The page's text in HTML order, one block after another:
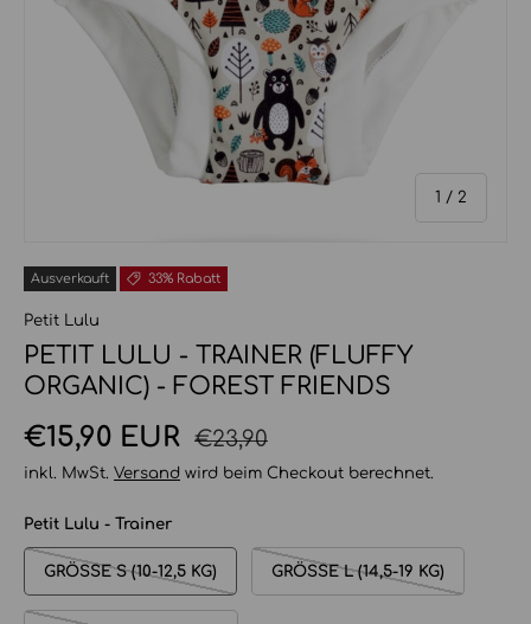
1 / von
2
Ausverkauft 33% Rabatt
Petit Lulu
PETIT LULU - TRAINER (FLUFFY
ORGANIC) - FOREST FRIENDS
Verkaufspreis
€15,90 EUR Normaler Preis
€23,90
inkl. MwSt. Versand wird beim Checkout berechnet.
Petit Lulu - Trainer
GRÖSSE S (10-12,5 KG) GRÖSSE L (14,5-19 KG)